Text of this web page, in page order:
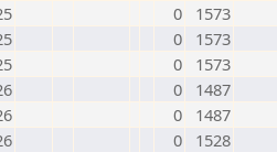
0
1573
0
1573
0
1573
0
1487
0
1487
0
1528